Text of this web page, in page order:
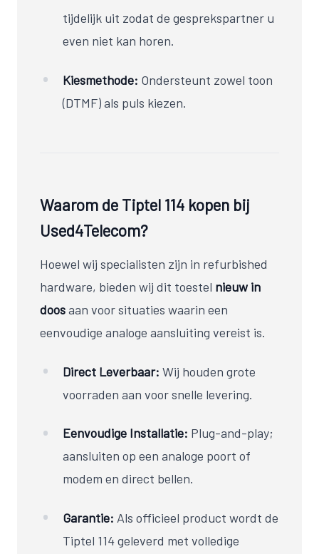
tijdelijk uit zodat de gesprekspartner u
even niet kan horen.
Kiesmethode: Ondersteunt zowel toon
(DTMF) als puls kiezen.
Waarom de Tiptel 114 kopen bij
Used4Telecom?
Hoewel wij specialisten zijn in refurbished
hardware, bieden wij dit toestel nieuw in
doosaan voor situaties waarin een
eenvoudige analoge aansluiting vereist is.
Direct Leverbaar: Wij houden grote
voorraden aan voor snelle levering.
Eenvoudige Installatie: Plug-and-play;
aansluiten op een analoge poort of
modem en direct bellen.
Garantie: Als officieel product wordt de
Tiptel 114 geleverd met volledige